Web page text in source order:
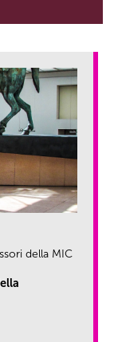
della MIC